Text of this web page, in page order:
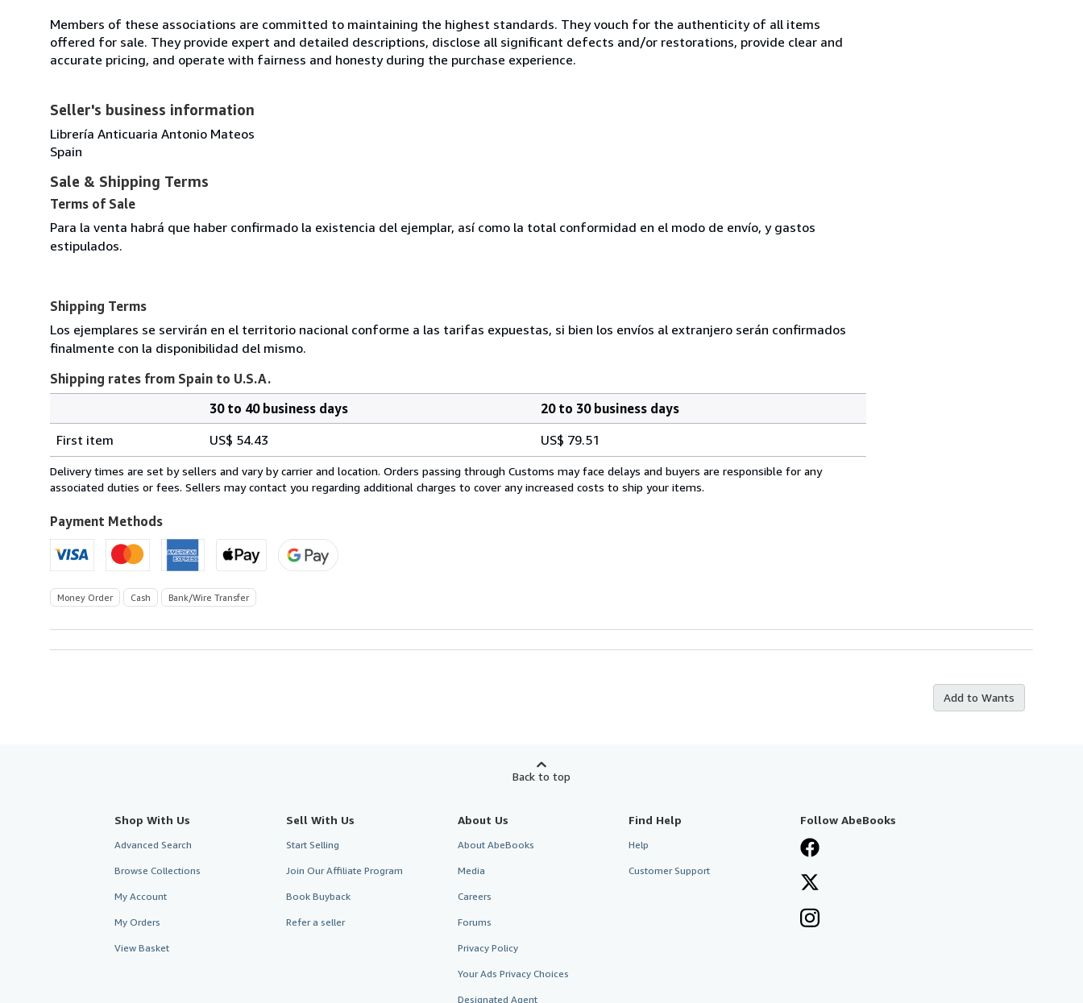
Members of these associations are committed to maintaining the highest standards. They vouch for the authenticity of all items
offered for sale. They provide expert and detailed descriptions, disclose all significant defects and/or restorations, provide clear and
accurate pricing, and operate with fairness and honesty during the purchase experience.
Seller's business information
Librería Anticuaria Antonio Mateos
Spain
Sale & Shipping Terms
Terms of Sale
Para la venta habrá que haber confirmado la existencia del ejemplar, así como la total conformidad en el modo de envío, y gastos
estipulados.
Shipping Terms
Los ejemplares se servirán en el territorio nacional conforme a las tarifas expuestas, si bien los envíos al extranjero serán confirmados
finalmente con la disponibilidad del mismo.
Shipping rates from Spain to U.S.A.
rates
from
Spain
U.S.A.
30 to 40 business days
20 to 30 business days
First item
US$ 54.43 US$ 79.51
Delivery times are set by sellers and vary by carrier and location. Orders passing through Customs may face delays and buyers are responsible for any
associated duties or fees. Sellers may contact you regarding additional charges to cover any increased costs to ship your items.
Payment Methods
Money Order Cash Bank/Wire Transfer
Add to Wants
Back to top
Shop With Us
Advanced Search
Browse Collections
My Account
My Orders
View Basket
Sell With Us
Start Selling
Join Our Affiliate Program
Book Buyback
Refer a seller
About Us
About AbeBooks
Media
Careers
Forums
Privacy Policy
Your Ads Privacy Choices
Designated Agent
Find Help
Help
Customer Support
Follow AbeBooks